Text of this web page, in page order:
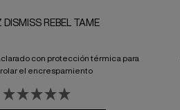
DISMISS REBEL TAME
con protección térmica para
el encrespamiento